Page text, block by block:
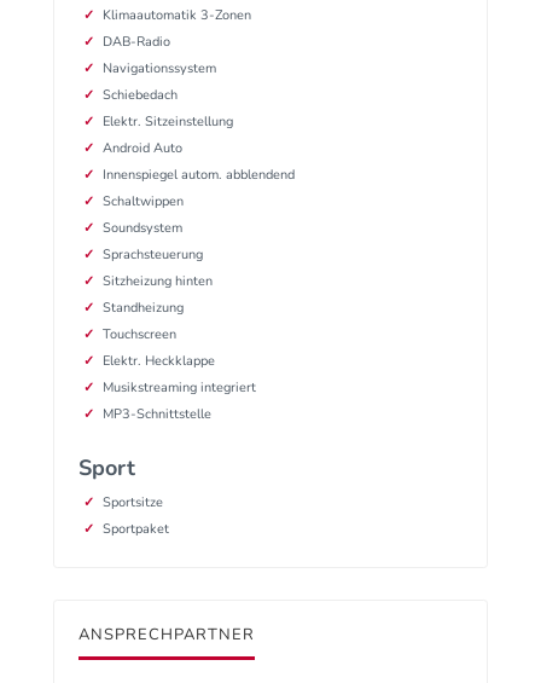
Klimaautomatik 3-Zonen
DAB-Radio
Navigationssystem
Schiebedach
Elektr. Sitzeinstellung
Android Auto
Innenspiegel autom. abblendend
Schaltwippen
Soundsystem
Sprachsteuerung
Sitzheizung hinten
Standheizung
Touchscreen
Elektr. Heckklappe
Musikstreaming integriert
MP3-Schnittstelle
Sport
Sportsitze
Sportpaket
ANSPRECHPARTNER